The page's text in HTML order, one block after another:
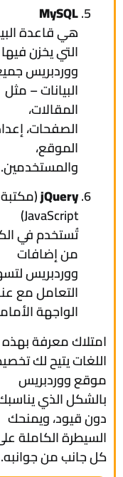
MySQL
هي قاعدة
التي يخزن فيها
ووردبريس
البيانات – مثل
المقالات،
الصفحات،
الموقع،
والمستخدمين.
jQuery(مكتبة
JavaScript)
تُستخدم في
من إضافات
ووردبريس
التعامل مع
الواجهة
امتلاك معرفة بهذه
اللغات يتيح لك
موقع ووردبريس
بالشكل الذي
دون قيود، ويمنحك
السيطرة الكاملة
كل جانب من جوانبه.